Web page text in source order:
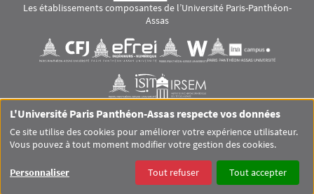
Les établissements composantes de l’Université Paris-Panthéon-
Assas
Visuel svgVisuel svg Visuel svgVisuel svg
Visuel svgVisuel svg
RS footer
GLOSSAIRE
MENTIONS LÉGALES
DONNÉES PERSONNELLES
L'Université Paris Panthéon-Assas respecte vos données
Ce site utilise des cookies pour améliorer votre expérience utilisateur.
Vous pouvez à tout moment modifier votre gestion des cookies.
Personnaliser Tout refuser Tout accepter